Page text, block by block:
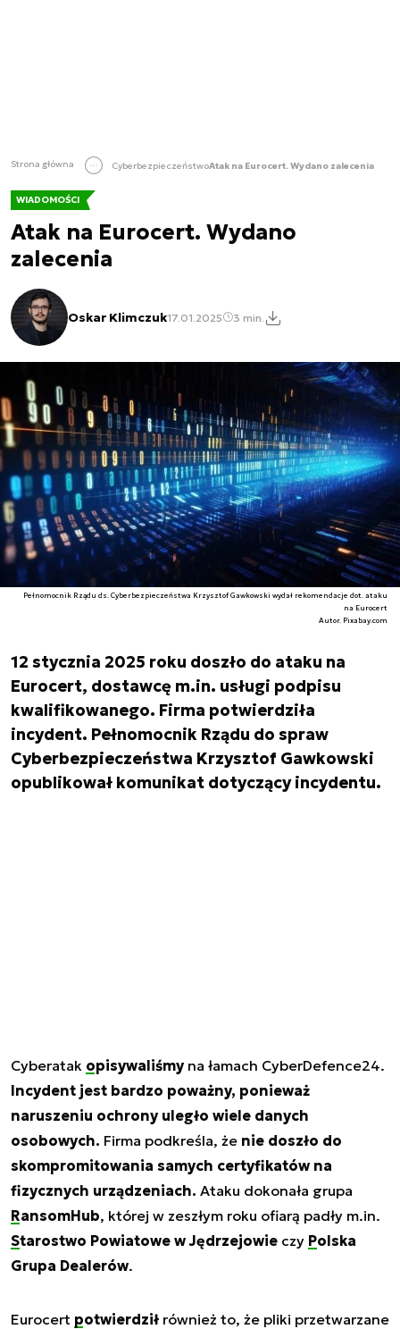
Strona główna CyberbezpieczeństwoAtak na Eurocert. Wydano zalecenia
WIADOMOŚCI
Atak na Eurocert. Wydano
zalecenia
Oskar Klimczuk17.01.2025 3 min.
Pełnomocnik Rządu ds. Cyberbezpieczeństwa Krzysztof Gawkowski wydał rekomendacje dot. ataku
na Eurocert
Autor. Pixabay.com
12 stycznia 2025 roku doszło do ataku na
Eurocert, dostawcę m.in. usługi podpisu
kwalifikowanego. Firma potwierdziła
incydent. Pełnomocnik Rządu do spraw
Cyberbezpieczeństwa Krzysztof Gawkowski
opublikował komunikat dotyczący incydentu.
Cyberatak opisywaliśmyna łamach CyberDefence24.
Incydent jest bardzo poważny, ponieważ
naruszeniu ochrony uległo wiele danych
osobowych. Firma podkreśla, że nie doszło do
skompromitowania samych certyfikatów na
fizycznych urządzeniach. Ataku dokonała grupa
RansomHub, której w zeszłym roku ofiarą padły m.in.
Starostwo Powiatowe w Jędrzejowie czy Polska
Grupa Dealerów.
Eurocert potwierdziłrównież to, że pliki przetwarzane